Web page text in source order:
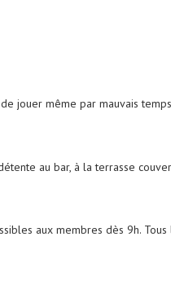
jouer même par mauvais temps
au bar, à la terrasse
aux membres dès 9h.